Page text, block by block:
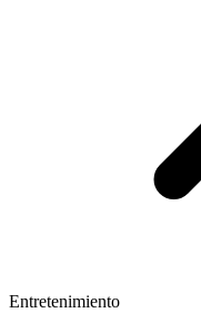
Entretenimiento